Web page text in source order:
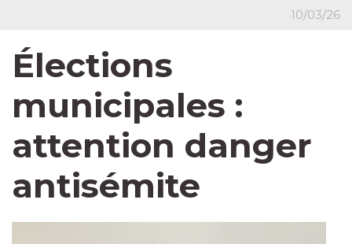
10/03/26
Élections
municipales :
attention danger
antisémite